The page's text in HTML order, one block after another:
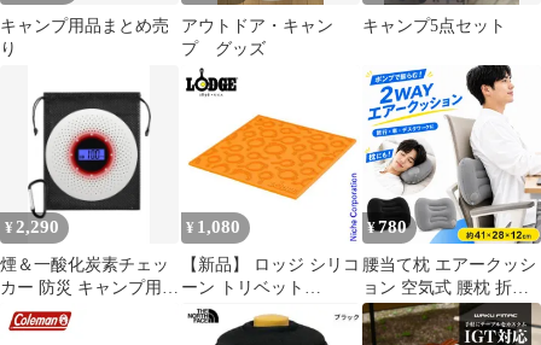
キャンプ用品まとめ売
り
アウトドア・キャン
プ グッズ
キャンプ5点セット
¥ 2,290
煙＆一酸化炭素チェッ
カー 防災 キャンプ用品
✨️新品未使用品✨️送料
込み
¥ 1,080
【新品】 ロッジ シリコ
ーン トリベット
AS7SKT キャンプ用品
¥780
腰当て枕 エアークッシ
ョン 空気式 腰枕 折り
たたみ ポンプ内蔵 ベロ
ア風 コンパクト 旅行